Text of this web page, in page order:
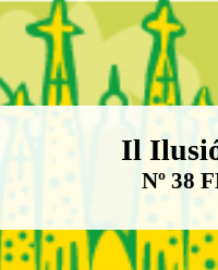
Boletín
Il
Nº 38